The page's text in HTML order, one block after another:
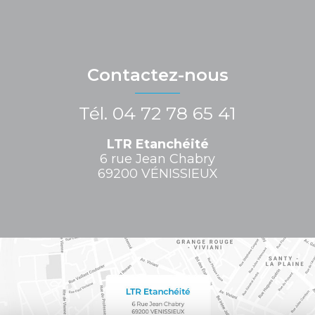
Contactez-nous
Tél. 04 72 78 65 41
LTR Etanchéité
6 rue Jean Chabry
69200 VÉNISSIEUX